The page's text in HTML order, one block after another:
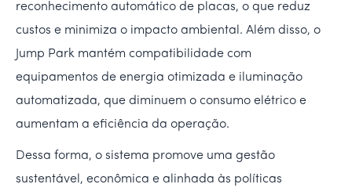
reconhecimento automático de placas, o que reduz
custos e minimiza o impacto ambiental. Além disso, o
Jump Park mantém compatibilidade com
equipamentos de energia otimizada e iluminação
automatizada, que diminuem o consumo elétrico e
aumentam a eficiência da operação.
Dessa forma, o sistema promove uma gestão
sustentável, econômica e alinhada às políticas